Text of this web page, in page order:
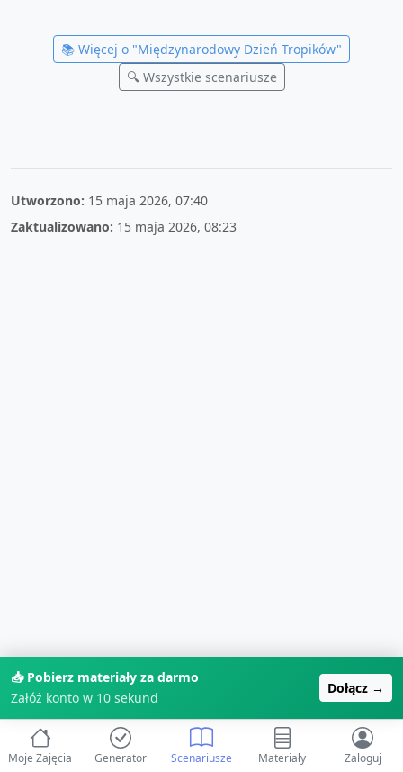
📚 Więcej o "Międzynarodowy Dzień Tropików"
🔍 Wszystkie scenariusze
Utworzono: 15 maja 2026, 07:40
Zaktualizowano: 15 maja 2026, 08:23
📥 Pobierz materiały za darmo
Załóż konto w 10 sekund
Dołącz →
Moje Zajęcia Generator Scenariusze Materiały Zaloguj